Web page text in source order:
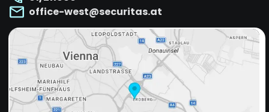
office-west@securitas.at